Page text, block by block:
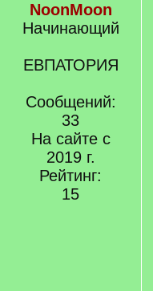
NoonMoon
Начинающий
ЕВПАТОРИЯ
Сообщений:
33
На сайте с
2019 г.
Рейтинг:
15